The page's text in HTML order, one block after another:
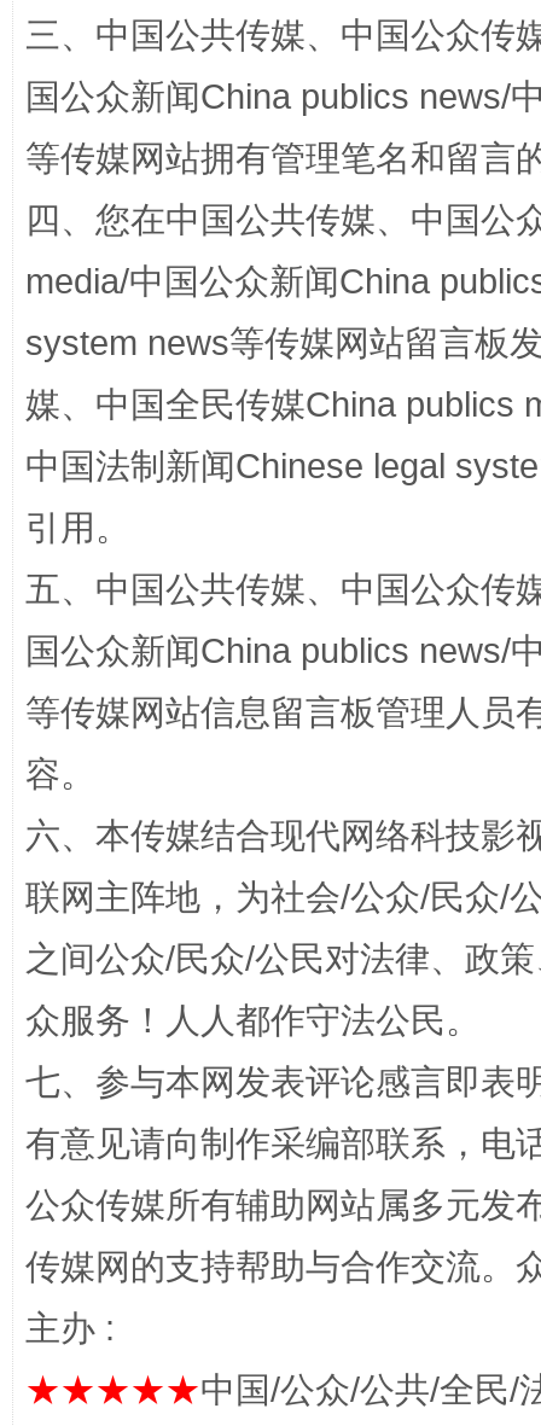
站台名比不上好声名
招工难、用工荒背后
网上购药对药下症？
三、中国公共传媒、中国公众传
国公众新闻China publics news/
等传媒网站拥有管理笔名和留言
四、您在中国公共传媒、中国公
media/中国公众新闻China
system news等传媒网站留言板
媒、中国全民传媒China publics
中国法制新闻Chinese legal
引用。
五、中国公共传媒、中国公众传
国公众新闻China publics news/
等传媒网站信息留言板管理人员
容。
六、本传媒结合现代网络科技影
联网主阵地，为社会/公众/民众/
之间公众/民众/公民对法律、政
众服务！人人都作守法公民。
七、参与本网发表评论感言即表
有意见请向制作采编部联系，电
公众传媒所有辅助网站属多元发
传媒网的支持帮助与合作交流。
主办 :
★★★★★中国/公众/公共/全民/